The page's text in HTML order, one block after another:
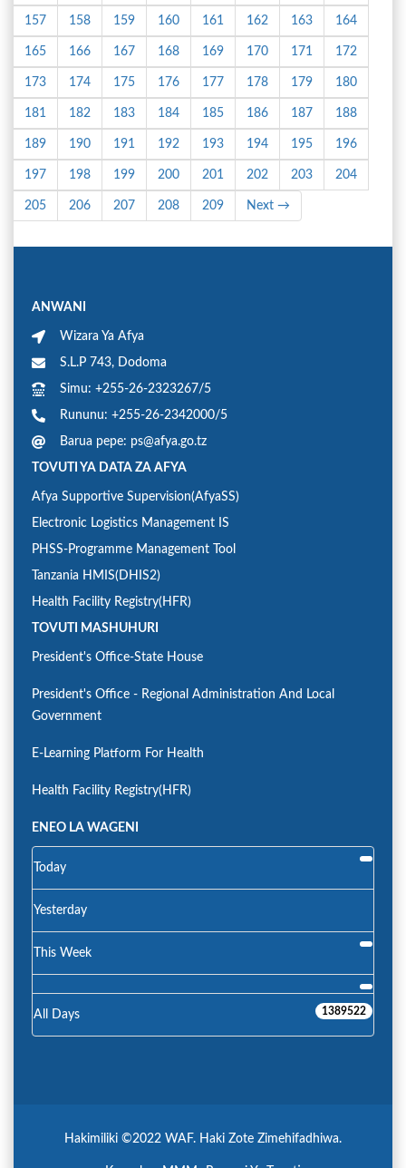
157 158 159 160 161 162 163 164
165 166 167 168 169 170 171 172
173 174 175 176 177 178 179 180
181 182 183 184 185 186 187 188
189 190 191 192 193 194 195 196
197 198 199 200 201 202 203 204
205 206 207 208 209 Next →
ANWANI
Wizara Ya Afya
S.L.P 743, Dodoma
Simu: +255-26-2323267/5
Rununu: +255-26-2342000/5
Barua pepe: ps@afya.go.tz
TOVUTI YA DATA ZA AFYA
Afya Supportive Supervision(AfyaSS)
Electronic Logistics Management IS
PHSS-Programme Management Tool
Tanzania HMIS(DHIS2)
Health Facility Registry(HFR)
TOVUTI MASHUHURI
President's Office-State House
President's Office - Regional Administration And Local
Government
E-Learning Platform For Health
Health Facility Registry(HFR)
ENEO LA WAGENI
Today
Yesterday
This Week
All Days 1389522
Hakimiliki ©2022 WAF. Haki Zote Zimehifadhiwa.